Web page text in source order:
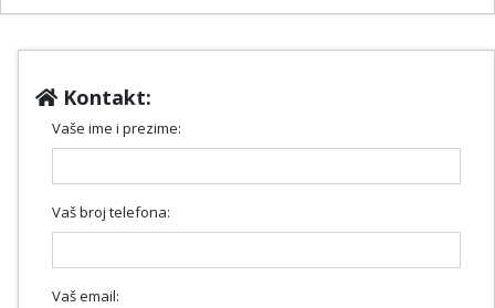
Kontakt:
Vaše ime i prezime:
Vaš broj telefona:
Vaš email: